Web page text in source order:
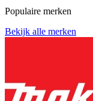
Populaire merken
Bekijk alle merken